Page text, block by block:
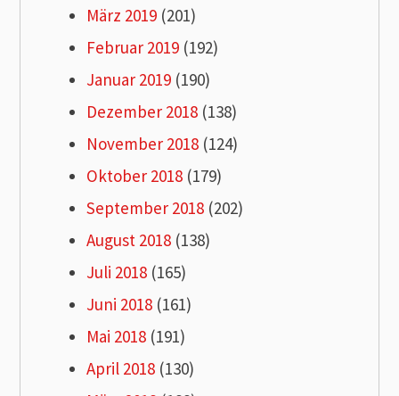
März 2019 (201)
Februar 2019 (192)
Januar 2019 (190)
Dezember 2018 (138)
November 2018 (124)
Oktober 2018 (179)
September 2018 (202)
August 2018 (138)
Juli 2018 (165)
Juni 2018 (161)
Mai 2018 (191)
April 2018 (130)